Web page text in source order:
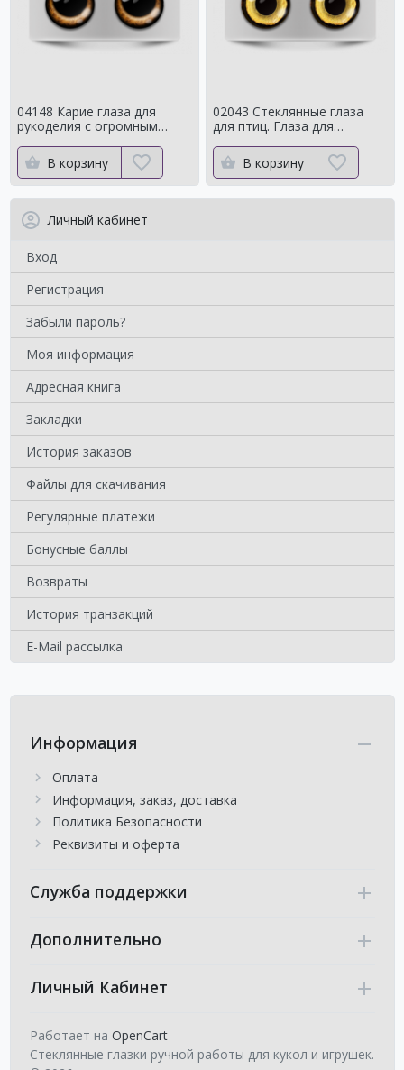
04148 Карие глаза для
рукоделия с огромным
В корзину
02043 Стеклянные глаза
для птиц. Глаза для
чучелаворона.
В корзину
Личный кабинет
Вход
Регистрация
Забыли пароль?
Моя информация
Адресная книга
Закладки
История заказов
Файлы для скачивания
Регулярные платежи
Бонусные баллы
Возвраты
История транзакций
E-Mail рассылка
Информация
Оплата
Информация, заказ, доставка
Политика Безопасности
Реквизиты и оферта
Служба поддержки
Дополнительно
Личный Кабинет
Работает на OpenCart
Стеклянные глазки ручной работы для кукол и игрушек.